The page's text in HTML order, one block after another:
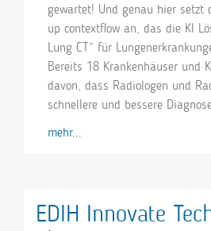
gewartet! Und genau hier setzt
up contextflow an, das die KI
Lung CT” für
Bereits 18 Krankenhäuser und
davon, dass Radiologen und
schnellere und bessere
mehr...
EDIH Innovate